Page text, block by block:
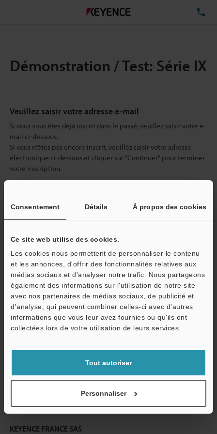
Consentement Détails À propos des cookies
Ce site web utilise des cookies.
Les cookies nous permettent de personnaliser le contenu
et les annonces, d'offrir des fonctionnalités relatives aux
médias sociaux et d'analyser notre trafic. Nous partageons
également des informations sur l'utilisation de notre site
avec nos partenaires de médias sociaux, de publicité et
d'analyse, qui peuvent combiner celles-ci avec d'autres
informations que vous leur avez fournies ou qu'ils ont
collectées lors de votre utilisation de leurs services.
Tout autoriser
Personnaliser
Démonstration / Test: Série IX
Veuillez saisir votre adresse e-mail
Si vous vous êtes déjà inscrit dans le passé, veuillez saisir votre e-
mail ci-dessous.
Si vous n'êtes pas encore inscrit, veuillez saisir votre adresse
électronique ci-dessous et cliquer sur "Continuer" pour terminer
votre inscription.
Adresse e-mail(obligatoire)
Continuer
Nous garantissons une confidentialité totale : vos informations ne
seront jamais partagées.
Confidentialité
Devis rapide
Inscription simple, accès illimité
KEYENCE FRANCE SAS